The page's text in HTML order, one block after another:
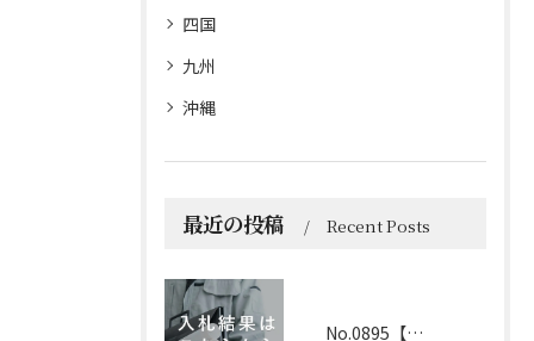
四国
九州
沖縄
最近の投稿 Recent Posts
No.0895【京都】2026年6月1日 入札結果